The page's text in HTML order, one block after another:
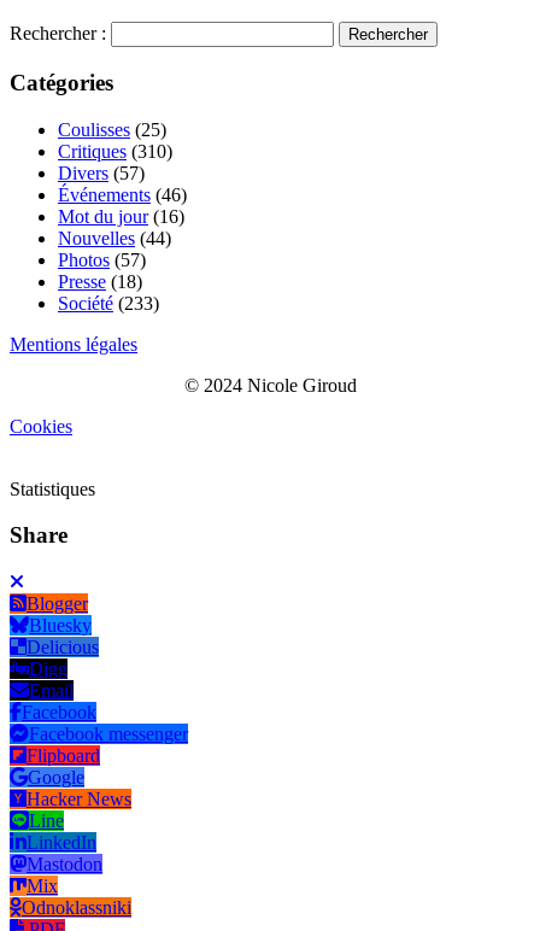
Rechercher :
Catégories
Coulisses (25)
Critiques (310)
Divers (57)
Événements (46)
Mot du jour(16)
Nouvelles (44)
Photos (57)
Presse (18)
Société (233)
Mentions légales
© 2024 Nicole Giroud
Cookies
Statistiques
Share
Blogger
Bluesky
Delicious
Digg
Email
Facebook
Facebook messenger
Flipboard
Google
Hacker News
Line
LinkedIn
Mastodon
Mix
Odnoklassniki